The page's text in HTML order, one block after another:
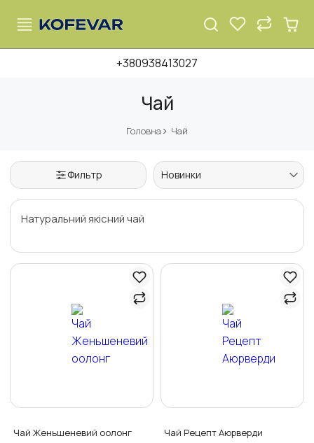
+380938413027
Чай
Головна Чай
Фильтр Новинки
Натуральний якісний чай
Чай Женьшеневий оолонг Чай Рецепт Аюрверди